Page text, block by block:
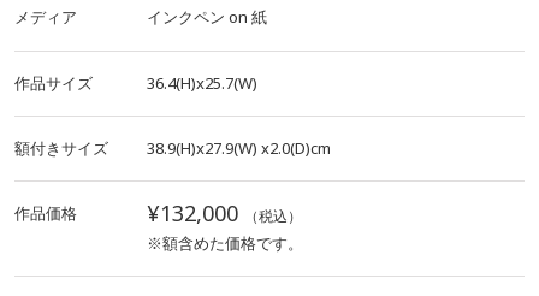
メディア インクペン on 紙
作品サイズ 36.4(H)x25.7(W)
額付きサイズ 38.9(H)x27.9(W) x2.0(D)cm
作品価格 ¥132,000 （税込）
※額含めた価格です。